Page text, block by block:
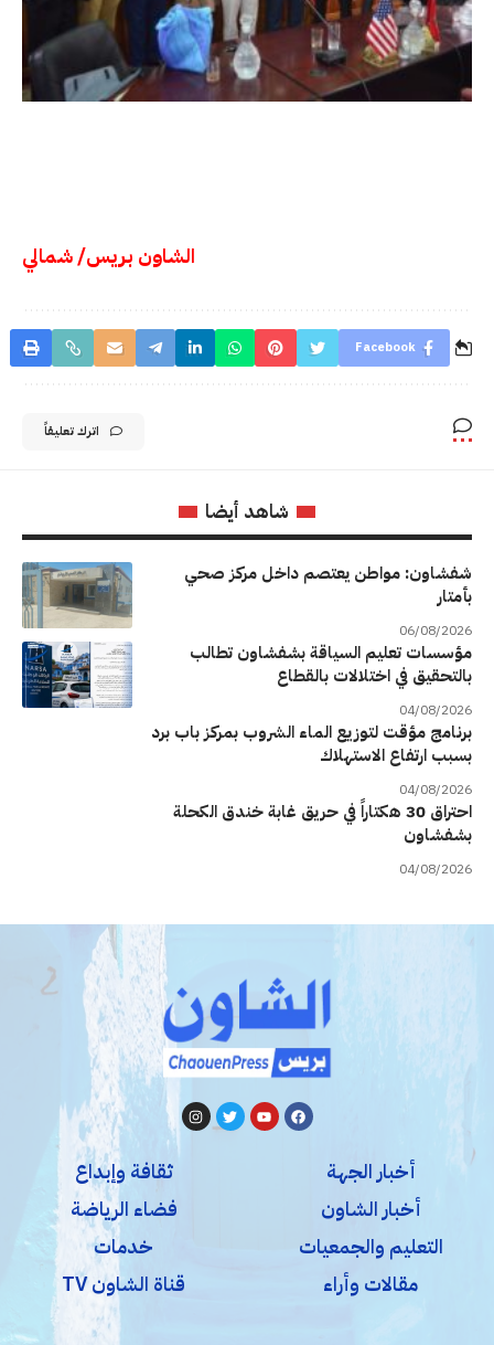
الشاون بريس/ شمالي
Facebook
اترك تعليقاً
شاهد أيضا
شفشاون: مواطن يعتصم داخل مركز صحي
بأمتار
06/08/2026
مؤسسات تعليم السياقة بشفشاون تطالب
بالتحقيق في اختلالات بالقطاع
04/08/2026
برنامج مؤقت لتوزيع الماء الشروب بمركز باب برد
بسبب ارتفاع الاستهلاك
04/08/2026
احتراق 30 هكتاراً في حريق غابة خندق الكحلة
بشفشاون
04/08/2026
أخبار الجهة
أخبار الشاون
التعليم والجمعيات
مقالات وأراء
ثقافة وإبداع
فضاء الرياضة
خدمات
قناة الشاون TV